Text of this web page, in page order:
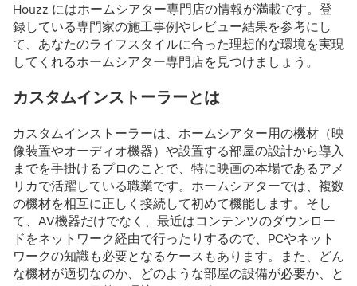
Houzz にはホームシアター専門店の情報が満載です。登
録している専門家の施工事例やレビュー結果を参考にし
て、あなたのライフスタイルに合った理想的な環境を実現
してくれるホームシアター専門店を見つけましょう。
カスタムインストーラーとは
カスタムインストーラーは、ホームシアター用の機材（映
像装置やオーディオ機器）や設置する部屋の設計から導入
までを手掛けるプロのことで、特に映画の本場であるアメ
リカで活躍している職業です。ホームシアターでは、複数
の機材を相互に正しく接続して初めて機能します。そし
て、AV機器だけでなく、最近はコンテンツのダウンロー
ドをネットワーク経由で行ったりするので、PCやネット
ワークの知識も必要となるケースもあります。また、どん
な機材が適切なのか、どのような部屋の設備が必要か、と